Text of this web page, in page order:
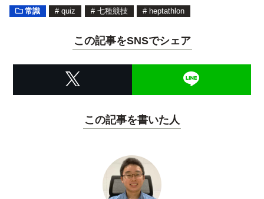
常識 # quiz # 七種競技 # heptathlon
この記事をSNSでシェア
この記事を書いた人